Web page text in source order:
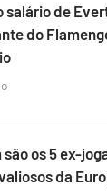
salário de
do
são os 5 ex-
da